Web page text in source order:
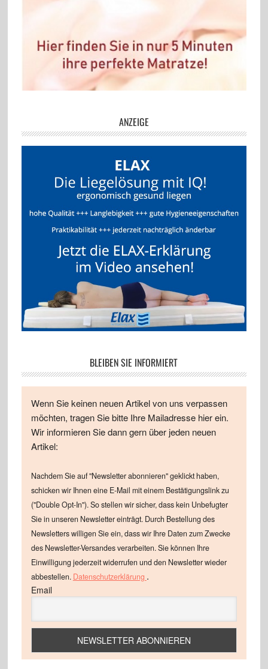
ANZEIGE
BLEIBEN SIE INFORMIERT
Wenn Sie keinen neuen Artikel von uns verpassen
möchten, tragen Sie bitte Ihre Mailadresse hier ein.
Wir informieren Sie dann gern über jeden neuen
Artikel:
Nachdem Sie auf "Newsletter abonnieren" geklickt haben,
schicken wir Ihnen eine E-Mail mit einem Bestätigungslink zu
("Double Opt-In"). So stellen wir sicher, dass kein Unbefugter
Sie in unseren Newsletter einträgt. Durch Bestellung des
Newsletters willigen Sie ein, dass wir Ihre Daten zum Zwecke
des Newsletter-Versandes verarbeiten. Sie können Ihre
Einwilligung jederzeit widerrufen und den Newsletter wieder
abbestellen. Datenschutzerklärung .
Email